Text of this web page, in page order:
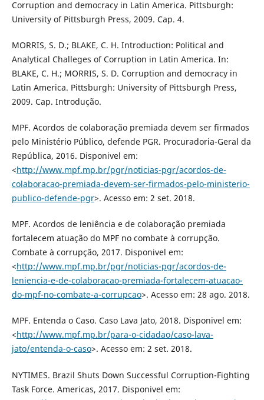
Corruption and democracy in Latin America. Pittsburgh:
University of Pittsburgh Press, 2009. Cap. 4.
MORRIS, S. D.; BLAKE, C. H. Introduction: Political and
Analytical Challeges of Corruption in Latin America. In:
BLAKE, C. H.; MORRIS, S. D. Corruption and democracy in
Latin America. Pittsburgh: University of Pittsburgh Press,
2009. Cap. Introdução.
MPF. Acordos de colaboração premiada devem ser firmados
pelo Ministério Público, defende PGR. Procuradoria-Geral da
República, 2016. Disponivel em:
<http://www.mpf.mp.br/pgr/noticias-pgr/acordos-de-
colaboracao-premiada-devem-ser-firmados-pelo-ministerio-
publico-defende-pgr>. Acesso em: 2 set. 2018.
MPF. Acordos de leniência e de colaboração premiada
fortalecem atuação do MPF no combate à corrupção.
Combate à corrupção, 2017. Disponivel em:
<http://www.mpf.mp.br/pgr/noticias-pgr/acordos-de-
leniencia-e-de-colaboracao-premiada-fortalecem-atuacao-
do-mpf-no-combate-a-corrupcao>. Acesso em: 28 ago. 2018.
MPF. Entenda o Caso. Caso Lava Jato, 2018. Disponivel em:
<http://www.mpf.mp.br/para-o-cidadao/caso-lava-
jato/entenda-o-caso>. Acesso em: 2 set. 2018.
NYTIMES. Brazil Shuts Down Successful Corruption-Fighting
Task Force. Americas, 2017. Disponivel em: